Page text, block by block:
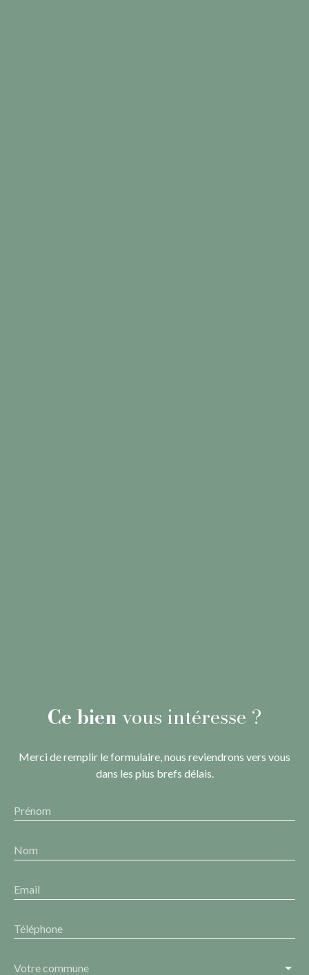
Ce bienvous intéresse ?
Merci de remplir le formulaire, nous reviendrons vers vous
dans les plus brefs délais.
Prénom
Nom
Email
Téléphone
Votre commune